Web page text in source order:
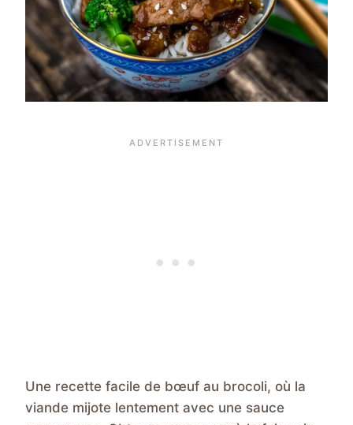
Une recette facile de bœuf au brocoli, où la
viande mijote lentement avec une sauce